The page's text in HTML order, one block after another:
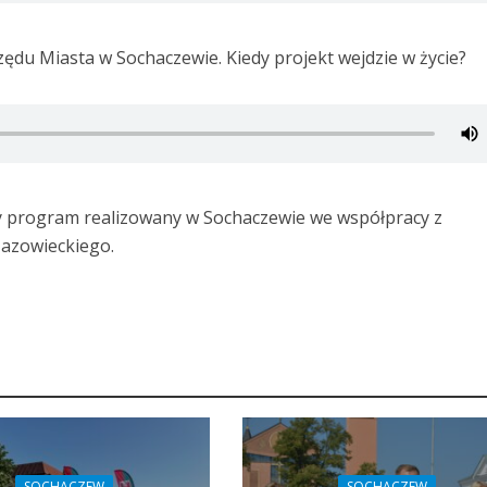
Miasta w Sochaczewie. Kiedy projekt wejdzie w życie?
realizowany w Sochaczewie we współpracy z